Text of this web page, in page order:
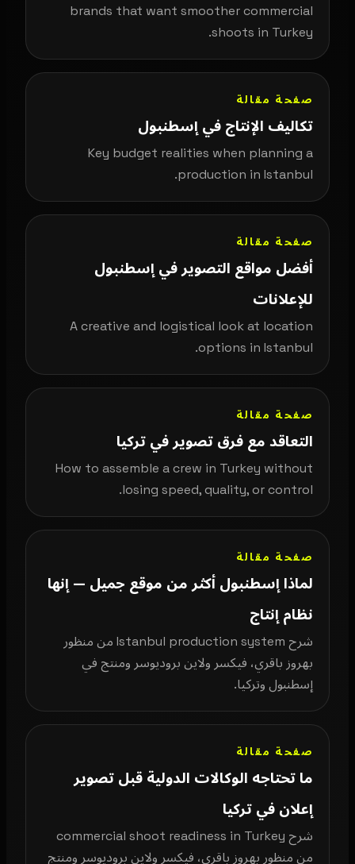
brands that want smoother commercial
shoots in Turkey.
صفحة مقالة
تكاليف الإنتاج في إسطنبول
Key budget realities when planning a
production in Istanbul.
صفحة مقالة
أفضل مواقع التصوير في إسطنبول
للإعلانات
A creative and logistical look at location
options in Istanbul.
صفحة مقالة
التعاقد مع فرق تصوير في تركيا
How to assemble a crew in Turkey without
losing speed, quality, or control.
صفحة مقالة
لماذا إسطنبول أكثر من موقع جميل — إنها
نظام إنتاج
شرح Istanbul production system من منظور
بهروز باقري، فيكسر ولاين بروديوسر ومنتج في
إسطنبول وتركيا.
صفحة مقالة
ما تحتاجه الوكالات الدولية قبل تصوير
إعلان في تركيا
شرح commercial shoot readiness in Turkey
من منظور بهروز باقري، فيكسر ولاين بروديوسر ومنتج